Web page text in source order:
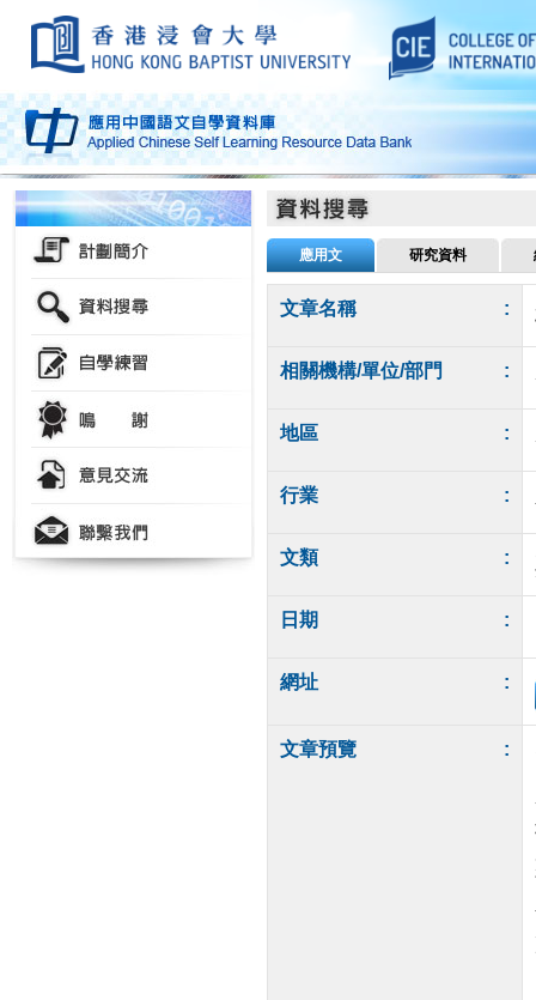
應用文 研究資料
文章名稱 :
相關機構/單位/部門 :
地區 :
行業 :
文類 :
日期 :
網址 :
文章預覽 :